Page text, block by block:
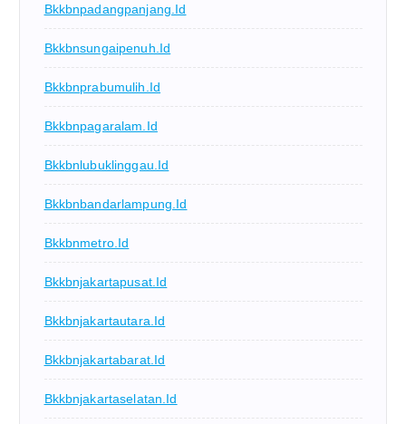
Bkkbnpadangpanjang.id
Bkkbnsungaipenuh.id
Bkkbnprabumulih.id
Bkkbnpagaralam.id
Bkkbnlubuklinggau.id
Bkkbnbandarlampung.id
Bkkbnmetro.id
Bkkbnjakartapusat.id
Bkkbnjakartautara.id
Bkkbnjakartabarat.id
Bkkbnjakartaselatan.id